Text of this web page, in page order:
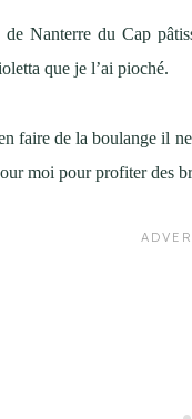
Nanterre du Cap
que je l’ai pioché.
faire de la boulange il
moi pour profiter des